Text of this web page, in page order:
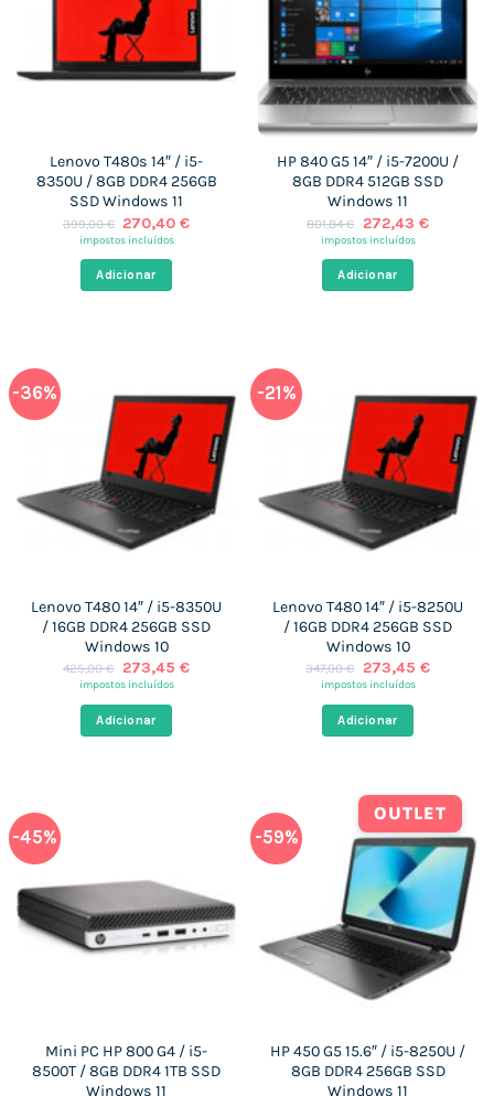
Lenovo T480s 14″ / i5-
8350U / 8GB DDR4 256GB
SSD Windows 11
399,00€ O
preço
era:
399,00 €.
270,40€O
impostos incluídos
Adicionar
HP 840 G5 14″ / i5-7200U /
8GB DDR4 512GB SSD
Windows 11
801,84€
O
preço
era:
801,84 €.
272,43 €O
impostos incluídos
Adicionar
-36%
Lenovo T480 14″ / i5-8350U
/ 16GB DDR4 256GB SSD
Windows 10
425,00€
O
preço
era:
425,00 €.
273,45 €O
impostos incluídos
Adicionar
-21%
Lenovo T480 14″ / i5-8250U
/ 16GB DDR4 256GB SSD
Windows 10
347,00€
O
preço
era:
347,00 €.
273,45 €O
impostos incluídos
Adicionar
-45%
Mini PC HP 800 G4 / i5-
8500T / 8GB DDR4 1TB SSD
Windows 11
-59%
OUTLET
HP 450 G5 15.6″ / i5-8250U /
8GB DDR4 256GB SSD
Windows 11